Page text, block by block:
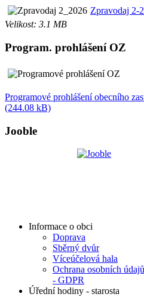
Zpravodaj 2-
Velikost: 3.1 MB
Program. prohlášení OZ
Programové prohlášení obecního
(244.08 kB)
Jooble
Informace o obci
Doprava
Sběrný dvůr
Víceúčelová hala
Ochrana osobních údajů
- GDPR
Úřední hodiny - starosta